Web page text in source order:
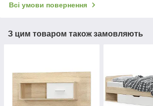
Всі умови повернення
З цим товаром також замовляють